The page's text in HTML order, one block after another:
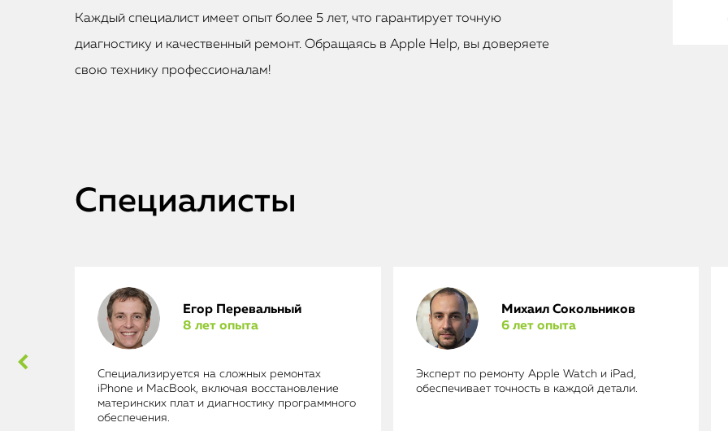
Каждый специалист имеет опыт более 5 лет, что гарантирует точную
диагностику и качественный ремонт. Обращаясь в Apple Help, вы доверяете
свою технику профессионалам!
Специалисты
Егор Перевальный
8 лет опыта
Специализируется на сложных ремонтах
iPhone и MacBook, включая восстановление
материнских плат и диагностику программного
обеспечения.
Михаил Сокольников
6 лет опыта
Эксперт по ремонту Apple Watch и iPad,
обеспечивает точность в каждой детали.